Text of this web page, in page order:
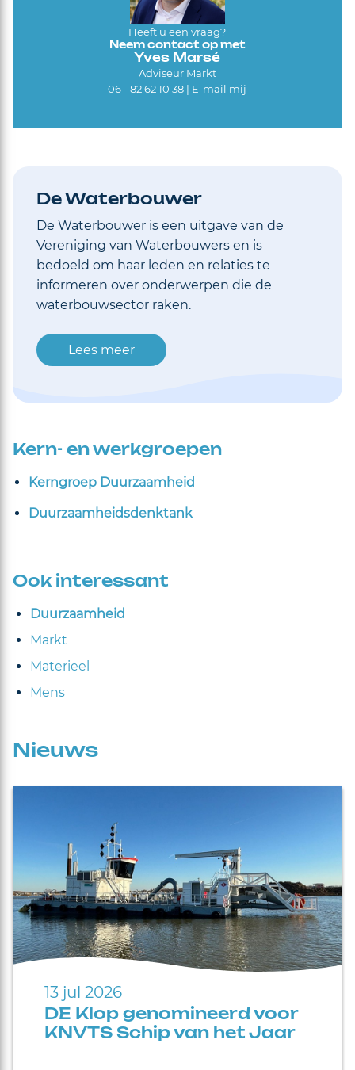
Heeft u een vraag?
Neem contact op met
Yves Marsé
Adviseur Markt
06 - 82 62 10 38 | E-mail mij
De Waterbouwer
De Waterbouwer is een uitgave van de
Vereniging van Waterbouwers en is
bedoeld om haar leden en relaties te
informeren over onderwerpen die de
waterbouwsector raken.
Lees meer
Kern- en werkgroepen
Kerngroep Duurzaamheid
Duurzaamheidsdenktank
Ook interessant
Duurzaamheid
Markt
Materieel
Mens
Nieuws
13 jul 2026
DE Klop genomineerd voor
KNVTS Schip van het Jaar